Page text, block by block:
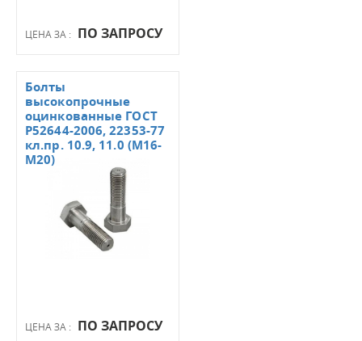
ЦЕНА ЗА : ПО ЗАПРОСУ
ЦЕНА ЗА : ПО ЗАПРОСУ
Болты
высокопрочные
оцинкованные ГОСТ
Р52644-2006, 22353-77
кл.пр. 10.9, 11.0 (М16-
М20)